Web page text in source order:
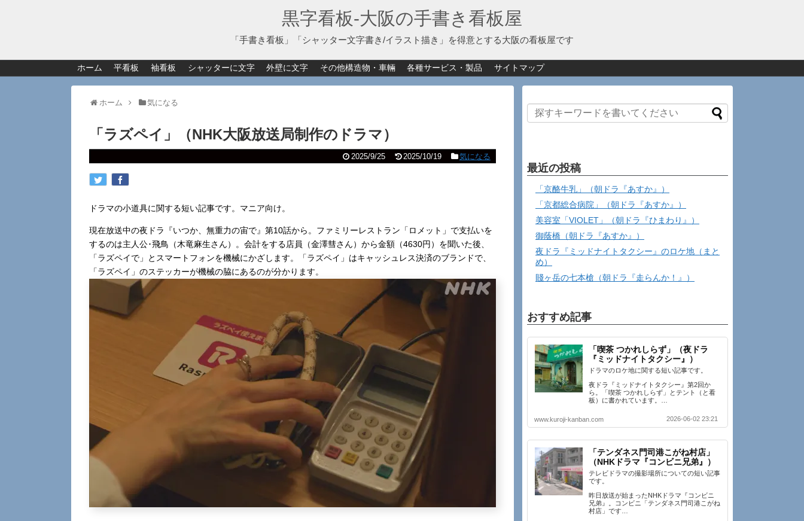
黒字看板‐大阪の手書き看板屋
「手書き看板」「シャッター文字書き/イラスト描き」を得意とする大阪の看板屋です
ホーム 平看板 袖看板 シャッターに文字 外壁に文字 その他構造物・車輛 各種サービス・製品 サイトマップ
ホーム 気になる
「ラズペイ」（NHK大阪放送局制作のドラマ）
2025/9/25 2025/10/19 気になる
ドラマの小道具に関する短い記事です。マニア向け。
現在放送中の夜ドラ『いつか、無重力の宙で』第10話から。ファミリーレストラン「ロメット」で支払いを
するのは主人公･飛鳥（木竜麻生さん）。会計をする店員（金澤彗さん）から金額（4630円）を聞いた後、
「ラズペイで」とスマートフォンを機械にかざします。「ラズペイ」はキャッシュレス決済のブランドで、
「ラズペイ」のステッカーが機械の脇にあるのが分かります。
最近の投稿
「京酪牛乳」（朝ドラ『あすか』）
「京都総合病院」（朝ドラ『あすか』）
美容室「VIOLET」（朝ドラ『ひまわり』）
御蔭橋（朝ドラ『あすか』）
夜ドラ『ミッドナイトタクシー』のロケ地（まと
め）
賤ヶ岳の七本槍（朝ドラ『走らんか！』）
おすすめ記事
「喫茶 つかれしらず」（夜ドラ
『ミッドナイトタクシー』）
ドラマのロケ地に関する短い記事です。
夜ドラ『ミッドナイトタクシー』第2回か
ら。「喫茶 つかれしらず」とテント（と看
板）に書かれています。…
www.kuroji-kanban.com 2026-06-02 23:21
「テンダネス門司港こがね村店」
（NHKドラマ『コンビニ兄弟』）
テレビドラマの撮影場所についての短い記事
です。
昨日放送が始まったNHKドラマ『コンビニ
兄弟』。コンビニ「テンダネス門司港こがね
村店」です…